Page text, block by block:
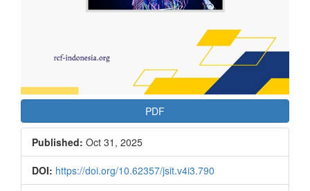
PDF
Published: Oct 31, 2025
DOI: https://doi.org/10.62357/jsit.v4i3.790